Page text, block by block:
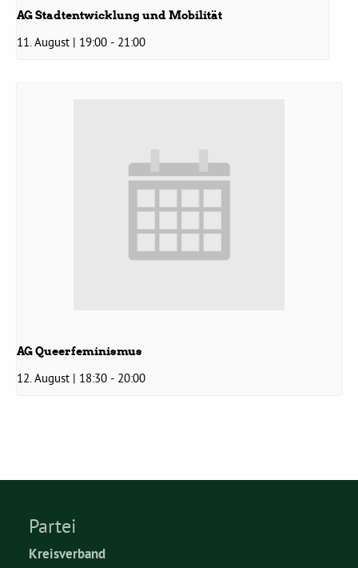
Grüne Jugend
Aktuelles
AG Stadtentwicklung und Mobilität
11. August | 19:00 - 21:00
AG Queerfeminismus
12. August | 18:30 - 20:00
Partei
Kreisverband